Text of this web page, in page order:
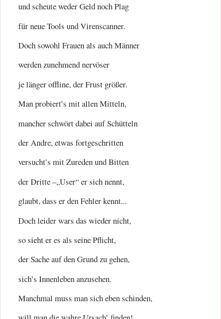
und scheute weder Geld noch Plag
für neue Tools und Virenscanner.
Doch sowohl Frauen als auch Männer
werden zunehmend nervöser
je länger offline, der Frust größer.
Man probiert’s mit allen Mitteln,
mancher schwört dabei auf Schütteln
der Andre, etwas fortgeschritten
versucht’s mit Zureden und Bitten
der Dritte –„User“ er sich nennt,
glaubt, dass er den Fehler kennt...
Doch leider wars das wieder nicht,
so sieht er es als seine Pflicht,
der Sache auf den Grund zu gehen,
sich’s Innenleben anzusehen.
Manchmal muss man sich eben schinden,